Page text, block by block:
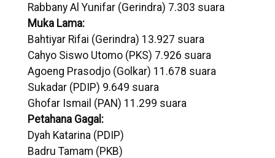
Rabbany Al Yunifar (Gerindra) 7.303 suara
Muka Lama:
Bahtiyar Rifai (Gerindra) 13.927 suara
Cahyo Siswo Utomo (PKS) 7.926 suara
Agoeng Prasodjo (Golkar) 11.678 suara
Sukadar (PDIP) 9.649 suara
Ghofar Ismail (PAN) 11.299 suara
Petahana Gagal:
Dyah Katarina (PDIP)
Badru Tamam (PKB)